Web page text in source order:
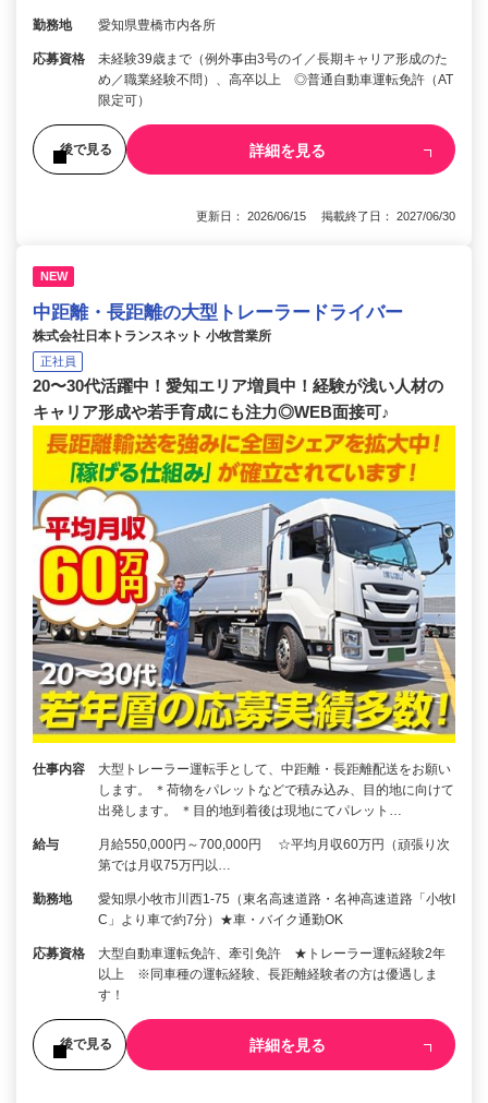
勤務地 愛知県豊橋市内各所
応募資格
未経験39歳まで（例外事由3号のイ／長期キャリア形成のた
め／職業経験不問）、高卒以上 ◎普通自動車運転免許（AT
限定可）
後で見る 詳細を見る
更新日： 2026/06/15 掲載終了日： 2027/06/30
NEW
中距離・長距離の大型トレーラードライバー
株式会社日本トランスネット 小牧営業所
正社員
20〜30代活躍中！愛知エリア増員中！経験が浅い人材の
キャリア形成や若手育成にも注力◎WEB面接可♪
仕事内容
大型トレーラー運転手として、中距離・長距離配送をお願い
します。 ＊荷物をパレットなどで積み込み、目的地に向けて
出発します。 ＊目的地到着後は現地にてパレット…
給与
月給550,000円～700,000円 ☆平均月収60万円（頑張り次
第では月収75万円以…
勤務地
愛知県小牧市川西1-75（東名高速道路・名神高速道路「小牧I
C」より車で約7分）★車・バイク通勤OK
応募資格
大型自動車運転免許、牽引免許 ★トレーラー運転経験2年
以上 ※同車種の運転経験、長距離経験者の方は優遇しま
す！
後で見る 詳細を見る